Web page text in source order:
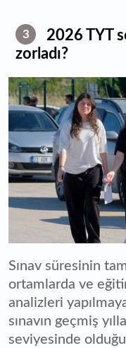
3
2026 TYT
zorladı?
Sınav süresinin
ortamlarda ve
analizleri
sınavın geçmiş
seviyesinde